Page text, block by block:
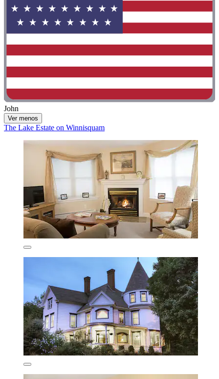
John
Ver menos
The Lake Estate on Winnisquam